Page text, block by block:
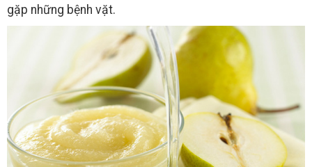
gặp những bệnh vặt.